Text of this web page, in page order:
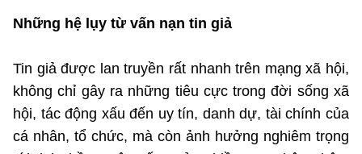
Những hệ lụy từ vấn nạn tin giả
Tin giả được lan truyền rất nhanh trên mạng xã hội,
không chỉ gây ra những tiêu cực trong đời sống xã
hội, tác động xấu đến uy tín, danh dự, tài chính của
cá nhân, tổ chức, mà còn ảnh hưởng nghiêm trọng